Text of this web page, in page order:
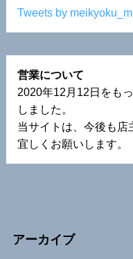
Tweets by
営業について
2020年12月12日をも
しました。
当サイトは、今後も
宜しくお願いします。
アーカイブ